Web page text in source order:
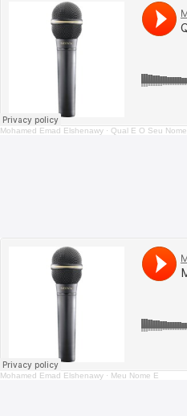
Mohamed Emad Elshenawy · Qual É O Seu Nome
Mohamed Emad Elshenawy · Meu Nome É